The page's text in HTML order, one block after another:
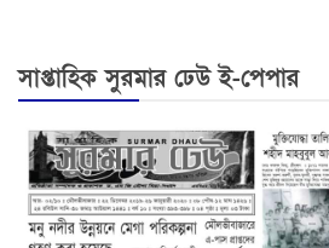
সাপ্তাহিক সুরমার ঢেউ ই-পেপার